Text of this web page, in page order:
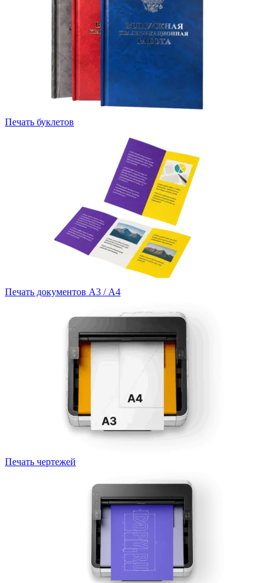
Печать буклетов
Печать документов А3 / А4
Печать чертежей